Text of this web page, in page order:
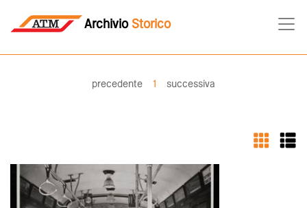
Archivio Storico
precedente 1 successiva